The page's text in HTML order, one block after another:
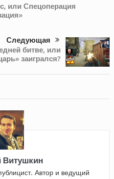
или Спецоперация
Следующая
битве, или
заигрался?
Витушкин
Автор и ведущий